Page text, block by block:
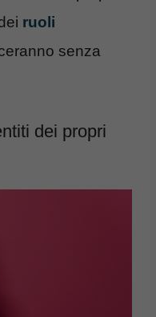
ruoli
senza
dei propri